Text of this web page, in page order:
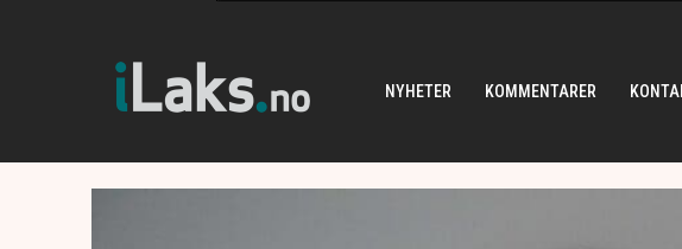
NYHETER KOMMENTARER